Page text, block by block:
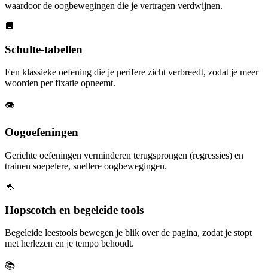
waardoor de oogbewegingen die je vertragen verdwijnen.
🔲
Schulte-tabellen
Een klassieke oefening die je perifere zicht verbreedt, zodat je meer
woorden per fixatie opneemt.
👁️
Oogoefeningen
Gerichte oefeningen verminderen terugsprongen (regressies) en
trainen soepelere, snellere oogbewegingen.
🦘
Hopscotch en begeleide tools
Begeleide leestools bewegen je blik over de pagina, zodat je stopt
met herlezen en je tempo behoudt.
📚